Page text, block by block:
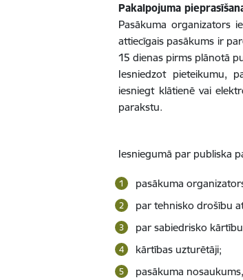
Pakalpojuma
Pasākuma organizators
attiecīgais pasākums ir
15 dienas pirms plānotā
Iesniedzot pieteikumu,
iesniegt klātienē vai
parakstu.
Iesniegumā par publiska
pasākuma
par tehnisko drošību
par sabiedrisko
kārtības uzturētāji;
pasākuma